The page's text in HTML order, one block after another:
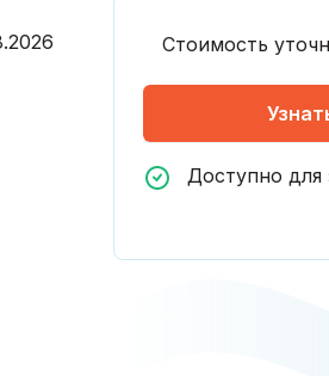
Стоимость
Доступно для